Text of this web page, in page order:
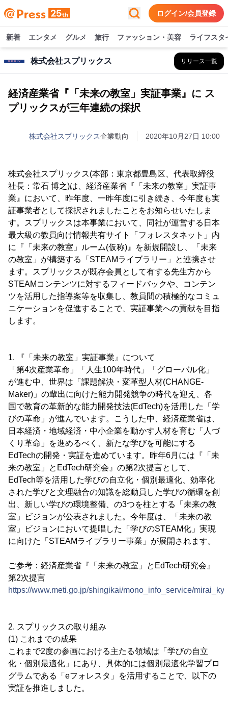
ログイン/会員登録
新着 エンタメ グルメ 旅行 ファッション・美容 ライフスタ
株式会社スプリックス リリース一覧
経済産業省『「未来の教室」実証事業』に ス
プリックスが三年連続の採択
株式会社スプリックス企業動向 2020年10月27日 10:00
株式会社スプリックス(本部：東京都豊島区、代表取締役
社長：常石 博之)は、経済産業省『「未来の教室」実証事
業』において、昨年度、一昨年度に引き続き、今年度も実
証事業者として採択されましたことをお知らせいたしま
す。スプリックスは本事業において、同社が運営する日本
最大級の教員向け情報共有サイト「フォレスタネット」内
に『「未来の教室」ルーム(仮称)』を新規開設し、「未来
の教室」が構築する「STEAMライブラリー」と連携させ
ます。スプリックスが既存会員として有する先生方から
STEAMコンテンツに対するフィードバックや、コンテン
ツを活用した指導案等を収集し、教員間の積極的なコミュ
ニケーションを促進することで、実証事業への貢献を目指
します。
1. 『「未来の教室」実証事業』について
「第4次産業革命」「人生100年時代」「グローバル化」
が進む中、世界は「課題解決・変革型人材(CHANGE-
Maker)」の輩出に向けた能力開発競争の時代を迎え、各
国で教育の革新的な能力開発技法(EdTech)を活用した「学
びの革命」が進んでいます。こうした中、経済産業省は、
日本経済・地域経済・中小企業を動かす人材を育む「人づ
くり革命」を進めるべく、新たな学びを可能にする
EdTechの開発・実証を進めています。昨年6月には『「未
来の教室」とEdTech研究会』の第2次提言として、
EdTech等を活用した学びの自立化・個別最適化、効率化
された学びと文理融合の知識を総動員した学びの循環を創
出、新しい学びの環境整備、の3つを柱とする「未来の教
室」ビジョンが公表されました。今年度は、「未来の教
室」ビジョンにおいて提唱した「学びのSTEAM化」実現
に向けた「STEAMライブラリー事業」が展開されます。
ご参考：経済産業省『「未来の教室」とEdTech研究会』
第2次提言
https://www.meti.go.jp/shingikai/mono_info_service/
2. スプリックスの取り組み
(1) これまでの成果
これまで2度の参画における主たる領域は「学びの自立
化・個別最適化」にあり、具体的には個別最適化学習プロ
グラムである「eフォレスタ」を活用することで、以下の
実証を推進しました。